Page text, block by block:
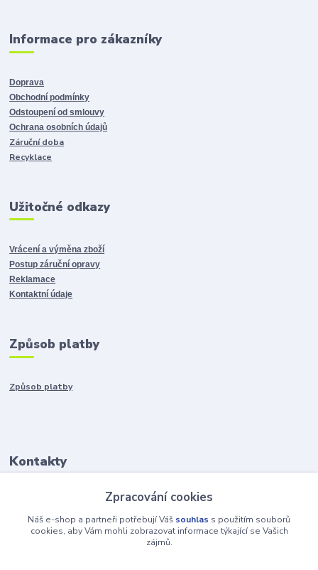
Informace pro zákazníky
Doprava
Obchodní podmínky
Odstoupení od smlouvy
Ochrana osobních údajů
Záruční doba
Recyklace
Užitočné odkazy
Vrácení a výměna zboží
Postup záruční opravy
Reklamace
Kontaktní údaje
Způsob platby
Způsob platby
Kontakty
Po-Pia 8:00-15:00
Zpracování cookies
Náš e-shop a partneři potřebují Váš souhlas s použitím souborů
cookies, aby Vám mohli zobrazovat informace týkající se Vašich
zájmů.